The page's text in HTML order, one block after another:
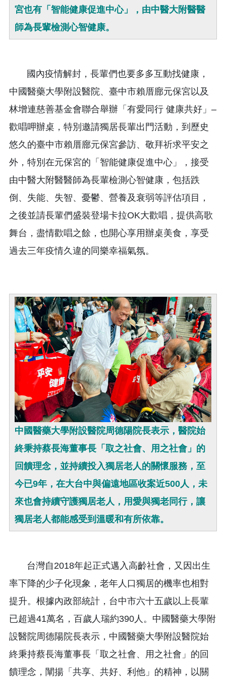
宮也有「智能健康促進中心」，由中醫大附醫醫
師為長輩檢測心智健康。
國內疫情解封，長輩們也要多多互動找健康，
中國醫藥大學附設醫院、臺中市賴厝廍元保宮以及
林增連慈善基金會聯合舉辦「有愛同行 健康共好」–
歡唱呷辦桌，特別邀請獨居長輩出門活動，到歷史
悠久的臺中市賴厝廍元保宮參訪、敬拜祈求平安之
外，特別在元保宮的「智能健康促進中心」，接受
由中醫大附醫醫師為長輩檢測心智健康，包括跌
倒、失能、失智、憂鬱、營養及衰弱等評估項目，
之後並請長輩們盛裝登場卡拉OK大歡唱，提供高歌
舞台，盡情歡唱之餘，也開心享用辦桌美食，享受
過去三年疫情久違的同樂幸福氣氛。
中國醫藥大學附設醫院周德陽院長表示，醫院始
終秉持蔡長海董事長「取之社會、用之社會」的
回饋理念，並持續投入獨居老人的關懷服務，至
今已9年，在大台中與偏遠地區收案近500人，未
來也會持續守護獨居老人，用愛與獨老同行，讓
獨居老人都能感受到溫暖和有所依靠。
台灣自2018年起正式邁入高齡社會，又因出生
率下降的少子化現象，老年人口獨居的機率也相對
提升。根據內政部統計，台中市六十五歲以上長輩
已超過41萬名，百歲人瑞約390人。中國醫藥大學附
設醫院周德陽院長表示，中國醫藥大學附設醫院始
終秉持蔡長海董事長「取之社會、用之社會」的回
饋理念，闡揚「共享、共好、利他」的精神，以關